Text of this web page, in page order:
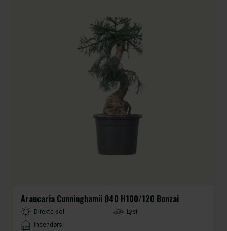
Araucaria Cunninghamii Ø40 H100/120 Bonzai
LightTypeDirekte sol
Lyst
Placement
Indendørs